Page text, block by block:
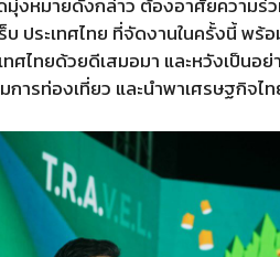
มุ่งหมายดังกล่าว ต้องอาศัยความ
ประเทศไทย ที่จัดงานในครั้งนี้ พ
ศไทยด้วยดีเสมอมา และหวังเป็นอ
ารท่องเที่ยว และนำพาเศรษฐกิจไ